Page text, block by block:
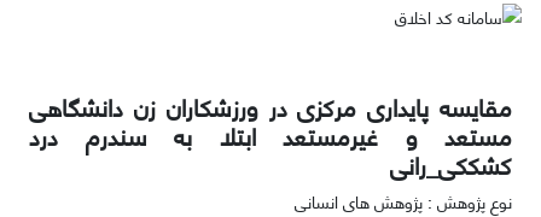
مقایسه پایداری مرکزی در ورزشکاران زن دانشگاهی
مستعد و غیرمستعد ابتلا به سندرم درد
کشککی_رانی
نوع پژوهش : پژوهش های انسانی